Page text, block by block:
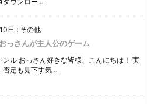
日 : その他
っさんが主人公のゲーム
ンル おっさん好きな皆様、こんにちは！ 実
否定も見下す気 ...